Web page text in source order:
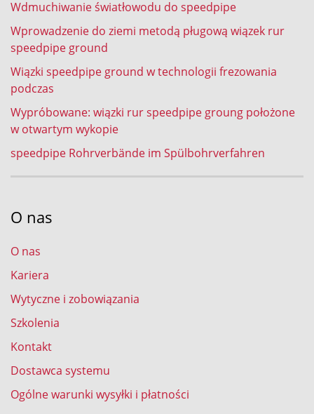
Wdmuchiwanie światłowodu do speedpipe
Wprowadzenie do ziemi metodą pługową wiązek rur
speedpipe ground
Wiązki speedpipe ground w technologii frezowania
podczas
Wypróbowane: wiązki rur speedpipe groung położone
w otwartym wykopie
speedpipe Rohrverbände im Spülbohrverfahren
O nas
O nas
Kariera
Wytyczne i zobowiązania
Szkolenia
Kontakt
Dostawca systemu
Ogólne warunki wysyłki i płatności